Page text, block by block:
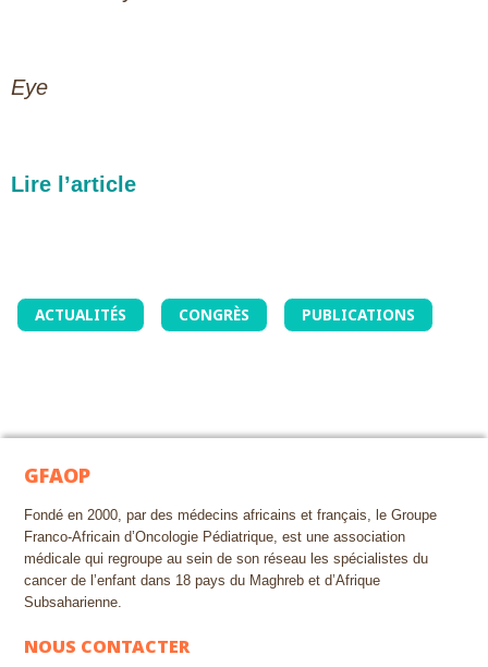
Eye
Lire l’article
ACTUALITÉS CONGRÈS PUBLICATIONS
GFAOP
Fondé en 2000, par des médecins africains et français, le Groupe
Franco-Africain d’Oncologie Pédiatrique, est une association
médicale qui regroupe au sein de son réseau les spécialistes du
cancer de l’enfant dans 18 pays du Maghreb et d’Afrique
Subsaharienne.
NOUS CONTACTER